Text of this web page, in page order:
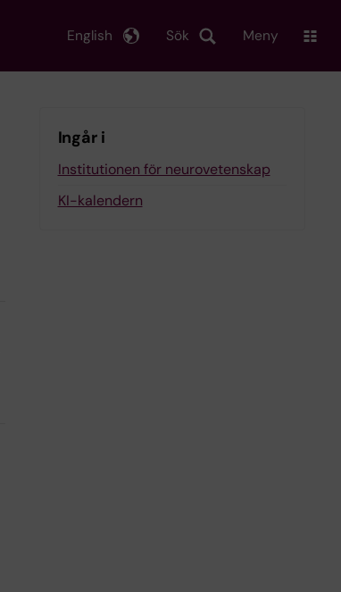
Sök
English Meny
Ingår i
Institutionen för neurovetenskap
KI-kalendern